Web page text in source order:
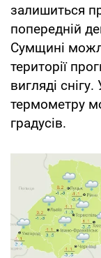
залишиться
попередній
Сумщині
території
вигляді
термометру
градусів.